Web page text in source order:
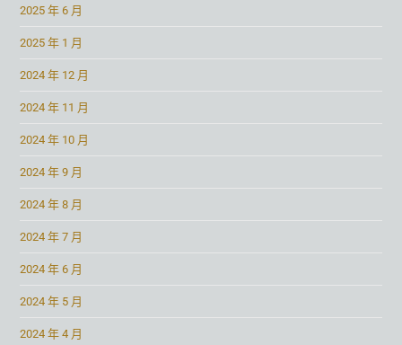
2025 年 6 月
2025 年 1 月
2024 年 12 月
2024 年 11 月
2024 年 10 月
2024 年 9 月
2024 年 8 月
2024 年 7 月
2024 年 6 月
2024 年 5 月
2024 年 4 月